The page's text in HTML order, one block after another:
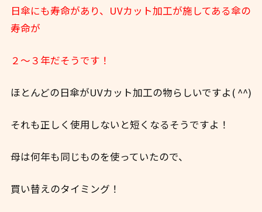
日傘にも寿命があり、UVカット加工が施してある傘の
寿命が
２～３年だそうです！
ほとんどの日傘がUVカット加工の物らしいですよ( ^^)
それも正しく使用しないと短くなるそうですよ！
母は何年も同じものを使っていたので、
買い替えのタイミング！